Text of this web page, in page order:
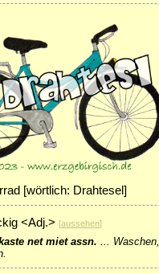
[wörtlich: Drahtesel]
<Adj.> [aussehen]
net miet assn. ...